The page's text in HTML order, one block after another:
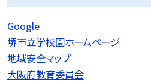
Google
堺市立学校園ホームページ
地域安全マップ
大阪府教育委員会